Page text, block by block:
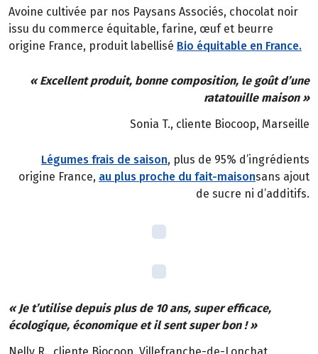
Avoine cultivée par nos Paysans Associés, chocolat noir
issu du commerce équitable, farine, œuf et beurre
origine France, produit labellisé Bio équitable en France.
« Excellent produit, bonne composition, le goût d’une
ratatouille maison »
Sonia T., cliente Biocoop, Marseille
Légumes frais de saison, plus de 95% d’ingrédients
origine France, au plus proche du fait-maisonsans ajout
de sucre ni d’additifs.
« Je t’utilise depuis plus de 10 ans, super efficace,
écologique, économique et il sent super bon ! »